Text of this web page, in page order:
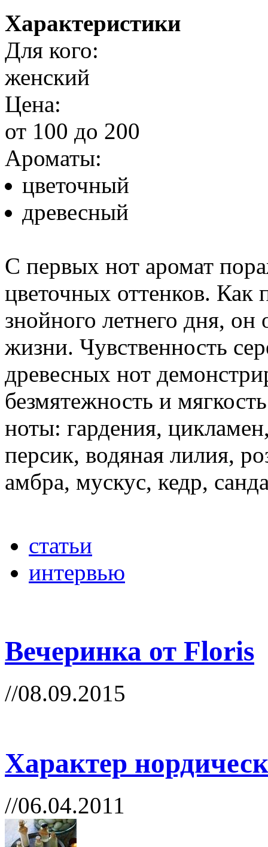
Характеристики
Для кого:
женский
Цена:
от 100 до 200
Ароматы:
цветочный
древесный
С первых нот аромат
цветочных оттенков. Как
знойного летнего дня, он
жизни. Чувственность
древесных нот
безмятежность и
ноты: гардения,
персик, водяная лилия,
амбра, мускус, кедр,
статьи
интервью
Вечеринка от Floris
//08.09.2015
Характер
//06.04.2011